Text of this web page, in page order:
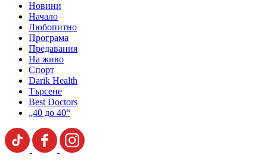
Новини
Начало
Любопитно
Програма
Предавания
На живо
Спорт
Darik Health
Търсене
Best Doctors
„40 до 40“